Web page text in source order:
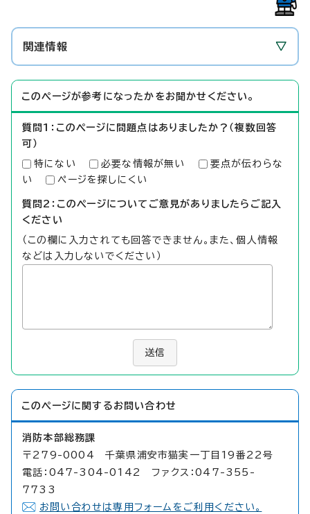
関連情報
このページが参考になったかをお聞かせください。
質問1：このページに問題点はありましたか？（複数回答
可）
特にない 必要な情報が無い
要点が伝わらな
い
ページを探しにくい
質問2：このページについてご意見がありましたらご記入
ください
（この欄に入力されても回答できません。また、個人情報
などは入力しないでください）
送信
このページに関する お問い合わせ
消防本部総務課
〒279-0004 千葉県浦安市猫実一丁目19番22号
電話：047-304-0142 ファクス：047-355-
7733
お問い合わせは専用フォームをご利用ください。